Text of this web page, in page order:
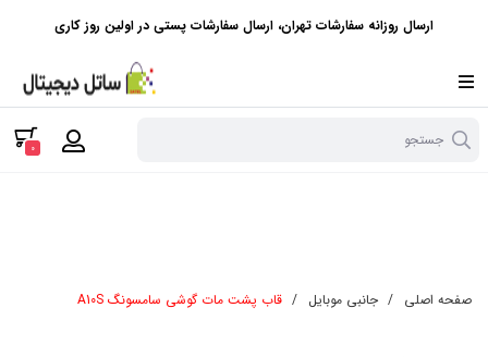
ارسال روزانه سفارشات تهران، ارسال سفارشات پستی در اولین روز کاری
جستجو 0
صفحه اصلی / جانبی موبایل / قاب پشت مات گوشی سامسونگ A10S